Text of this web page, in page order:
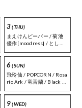
3(THU)
まえけんビーバー / 菊池
優作[moodress] / としっ
[段ボーラー] / ヒワダコウ
タ[ibuki] / なべどん
6 (SUN)
飛玲仙 / POPCORN / Rosa
rio Ark / 竜舌蘭 / Black Ca
9(WED)